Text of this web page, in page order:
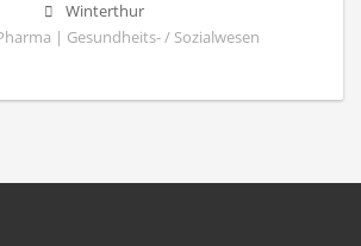
Winterthur
| Gesundheits- / Sozialwesen